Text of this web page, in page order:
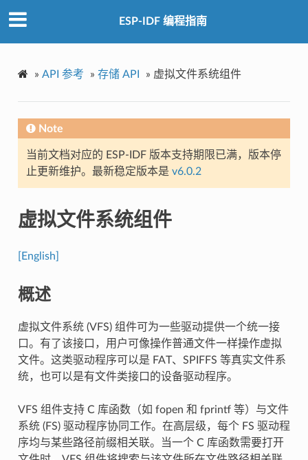
ESP-IDF 编程指南
» API 参考 » 存储 API » 虚拟文件系统组件
Note
当前文档对应的 ESP-IDF 版本支持期限已满，版本停
止更新维护。最新稳定版本是 v6.0.2
虚拟文件系统组件
[English]
概述
虚拟文件系统 (VFS) 组件可为一些驱动提供一个统一接
口。有了该接口，用户可像操作普通文件一样操作虚拟
文件。这类驱动程序可以是 FAT、SPIFFS 等真实文件系
统，也可以是有文件类接口的设备驱动程序。
VFS 组件支持 C 库函数（如 fopen 和 fprintf 等）与文件
系统 (FS) 驱动程序协同工作。在高层级，每个 FS 驱动程
序均与某些路径前缀相关联。当一个 C 库函数需要打开